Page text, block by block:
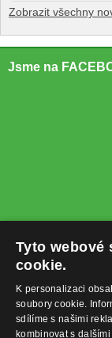
Zobrazit všechny
Jsme na
Tyto webové
cookie.
K personalizaci
soubory cookie.
sdílíme s našimi
kombinovat s